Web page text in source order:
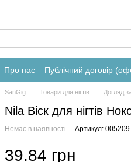
Про нас Публічний договір
SanGig Товари для нігтів Догляд
Nila Віск для нігтів
Немає в наявності Артикул: 005209
39.84 грн